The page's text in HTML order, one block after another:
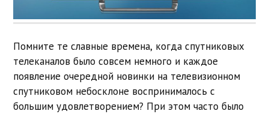
Помните те славные времена, когда спутниковых
телеканалов было совсем немного и каждое
появление очередной новинки на телевизионном
спутниковом небосклоне воспринималось с
большим удовлетворением? При этом часто было